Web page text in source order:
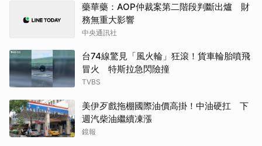
藥華藥：AOP仲裁案第二階段判斷出爐 財
務無重大影響
中央通訊社
台74線驚見「風火輪」狂滾！貨車輪胎噴飛
冒火 特斯拉急閃險撞
TVBS
美伊歹戲拖棚國際油價高掛！中油硬扛 下
週汽柴油繼續凍漲
鏡報